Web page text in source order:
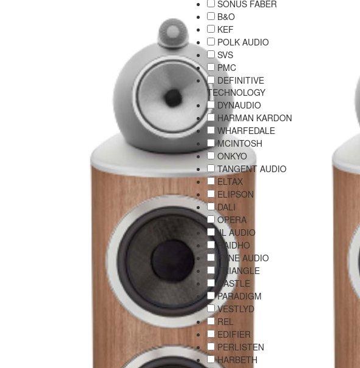
SONUS FABER
B&O
KEF
POLK AUDIO
SVS
PMC
DEFINITIVE
TECHNOLOGY
DYNAUDIO
HARMAN KARDON
WHARFEDALE
MCINTOSH
ONKYO
TANGENT AUDIO
ELTAX
ELIPSON
DALI
OPERA
JL AUDIO
RAIDHO
FYNE AUDIO
TRIANGLE
CASTLE
PARADIGM
VESTLYD
REL
EDIFIER
PERLISTEN
HARBETH